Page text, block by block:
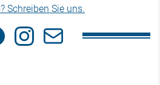
Schreiben Sie uns.